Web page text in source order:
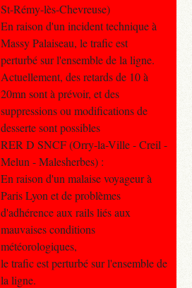
St-Rémy-lès-Chevreuse)
En raison d'un incident technique à
Massy Palaiseau, le trafic est
perturbé sur l'ensemble de la ligne.
Actuellement, des retards de 10 à
20mn sont à prévoir, et des
suppressions ou modifications de
desserte sont possibles
RER D SNCF (Orry-la-Ville - Creil -
Melun - Malesherbes) :
En raison d'un malaise voyageur à
Paris Lyon et de problèmes
d'adhérence aux rails liés aux
mauvaises conditions
météorologiques,
le trafic est perturbé sur l'ensemble de
la ligne.